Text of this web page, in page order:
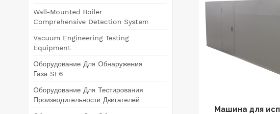
Машина для
Wall-Mounted Boiler
Comprehensive Detection System
Vacuum Engineering Testing
Equipment
Оборудование Для Обнаружения
Газа SF6
Оборудование Для Тестирования
Производительности Двигателей